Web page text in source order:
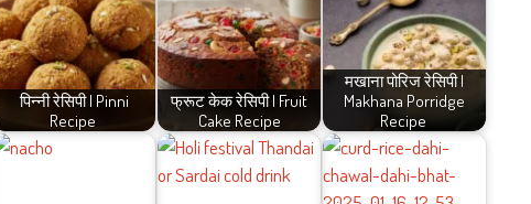
पिन्नी रेसिपी | Pinni
Recipe
फ्रूट केक रेसिपी | Fruit
Cake Recipe
मखाना पोरिज रेसिपी |
Makhana Porridge
Recipe